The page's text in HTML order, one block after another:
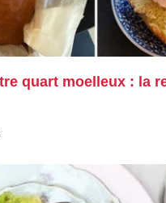
quart moelleux : la